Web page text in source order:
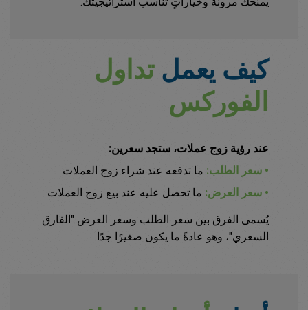
كيف يعمل تداول
الفوركس
عند رؤية زوج عملات، ستجد سعرين:
• سعر الطلب: ما تدفعه عند شراء زوج العملات
• سعر العرض: ما تحصل عليه عند بيع زوج العملات
يُسمى الفرق بين سعر الطلب وسعر العرض "الفارق
السعري"، وهو عادةً ما يكون صغيرًا جدًا.